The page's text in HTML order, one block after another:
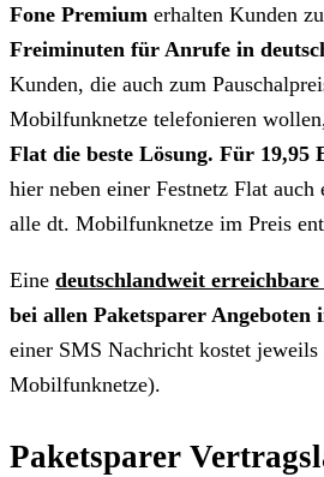
Fone Premium erhalten Kunden
Freiminuten für Anrufe in
Kunden, die auch zum
Mobilfunknetze telefonieren
Flat die beste Lösung. Für 19,95
hier neben einer Festnetz Flat
alle dt. Mobilfunknetze im Preis
Eine deutschlandweit
bei allen Paketsparer Angeboten
einer SMS Nachricht kostet jeweils
Mobilfunknetze).
Paketsparer